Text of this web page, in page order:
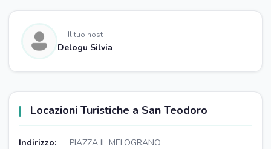
Locazioni Turistiche a San Teodoro
Indirizzo:
PIAZZA IL MELOGRANO
Il tuo host
Delogu Silvia